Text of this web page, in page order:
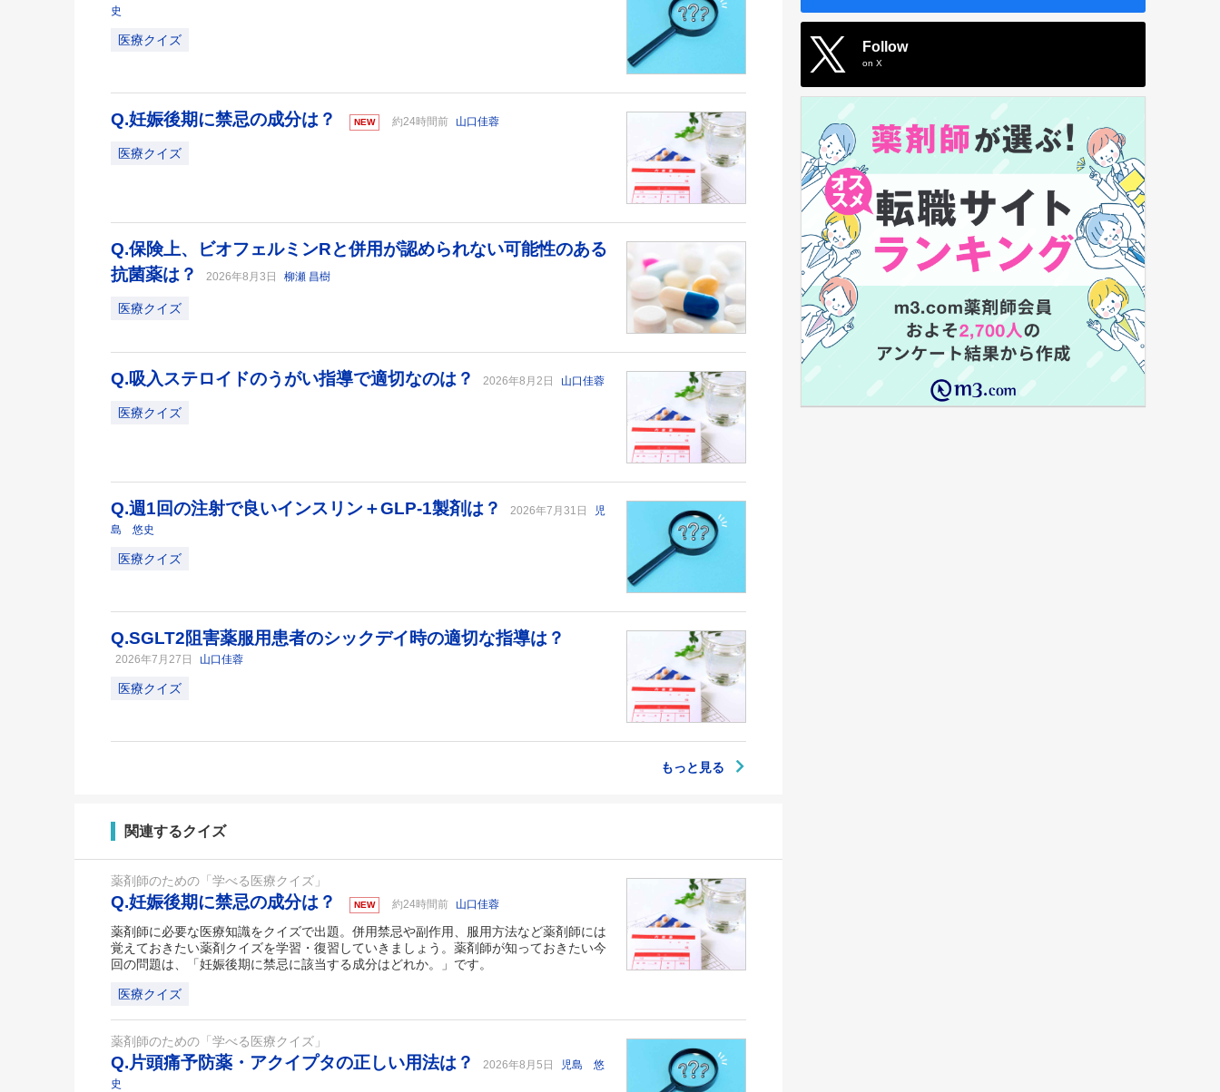
史
医療クイズ
Q.妊娠後期に禁忌の成分は？ NEW 約24時間前 山口佳蓉
医療クイズ
Q.保険上、ビオフェルミンRと併用が認められない可能性のある
抗菌薬は？
2026年8月3日 柳瀬 昌樹
医療クイズ
Q.吸入ステロイドのうがい指導で適切なのは？ 2026年8月2日 山口佳蓉
医療クイズ
Q.週1回の注射で良いインスリン＋GLP-1製剤は？ 2026年7月31日
児
島 悠史
医療クイズ
Q.SGLT2阻害薬服用患者のシックデイ時の適切な指導は？
2026年7月27日 山口佳蓉
医療クイズ
もっと見る
関連するクイズ
薬剤師のための「学べる医療クイズ」
Q.妊娠後期に禁忌の成分は？ NEW 約24時間前 山口佳蓉
薬剤師に必要な医療知識をクイズで出題。併用禁忌や副作用、服用方法など薬剤師には
覚えておきたい薬剤クイズを学習・復習していきましょう。薬剤師が知っておきたい今
回の問題は、「妊娠後期に禁忌に該当する成分はどれか。」です。
医療クイズ
薬剤師のための「学べる医療クイズ」
Q.片頭痛予防薬・アクイプタの正しい用法は？ 2026年8月5日
児島 悠
史
Follow
on X